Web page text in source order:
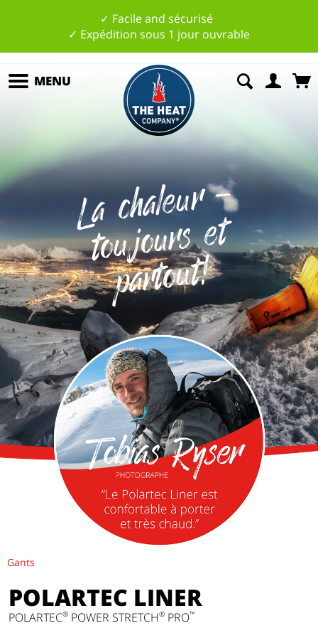
✓ Facile and sécurisé
✓ Expédition sous 1 jour ouvrable
L
a
c
h
al
e
u
r
-
t
o
u
j
o
urs
et
p
art
o
ut
!
MENU
Gants
POLARTEC LINER
POLARTEC® POWER STRETCH® PRO™